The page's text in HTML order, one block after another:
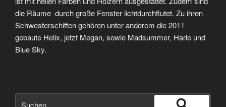
die Räume durch große Fenster lichtdurchflutet. Zu ihren
Schwesterschiffen gehören unter anderem die 2011
gebaute Helix, jetzt Megan, sowie Madsummer, Harle und
Blue Sky.